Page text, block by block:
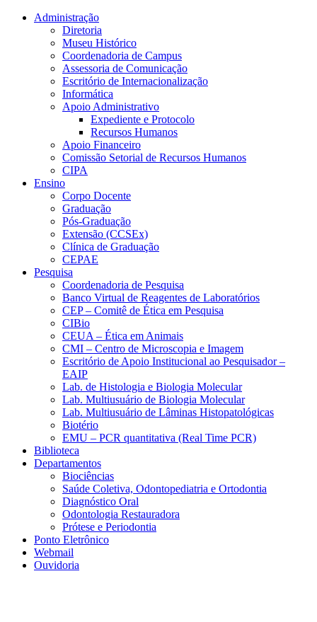
Conteúdo principal Menu principal
Administração
Diretoria
Museu Histórico
Coordenadoria de Campus
Assessoria de Comunicação
Escritório de Internacionalização
Informática
Apoio Administrativo
Expediente e Protocolo
Recursos Humanos
Apoio Financeiro
Comissão Setorial de Recursos Humanos
CIPA
Ensino
Corpo Docente
Graduação
Pós-Graduação
Extensão (CCSEx)
Clínica de Graduação
CEPAE
Pesquisa
Coordenadoria de Pesquisa
Banco Virtual de Reagentes de Laboratórios
CEP – Comitê de Ética em Pesquisa
CIBio
CEUA – Ética em Animais
CMI – Centro de Microscopia e Imagem
Escritório de Apoio Institucional ao Pesquisador –
EAIP
Lab. de Histologia e Biologia Molecular
Lab. Multiusuário de Biologia Molecular
Lab. Multiusuário de Lâminas Histopatológicas
Biotério
EMU – PCR quantitativa (Real Time PCR)
Biblioteca
Departamentos
Biociências
Saúde Coletiva, Odontopediatria e Ortodontia
Diagnóstico Oral
Odontologia Restauradora
Prótese e Periodontia
Ponto Eletrônico
Webmail
Ouvidoria